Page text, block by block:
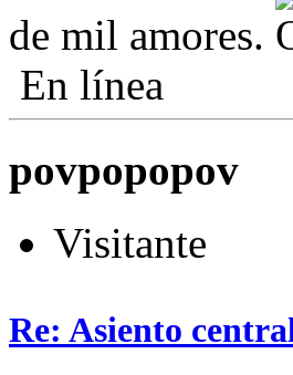
de mil amores.
En línea
povpopopov
Visitante
Re: Asiento